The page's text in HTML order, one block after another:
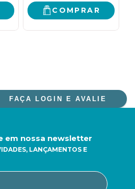
COMPRAR
FAÇA LOGIN E AVALIE
em nossa newsletter
LANÇAMENTOS E